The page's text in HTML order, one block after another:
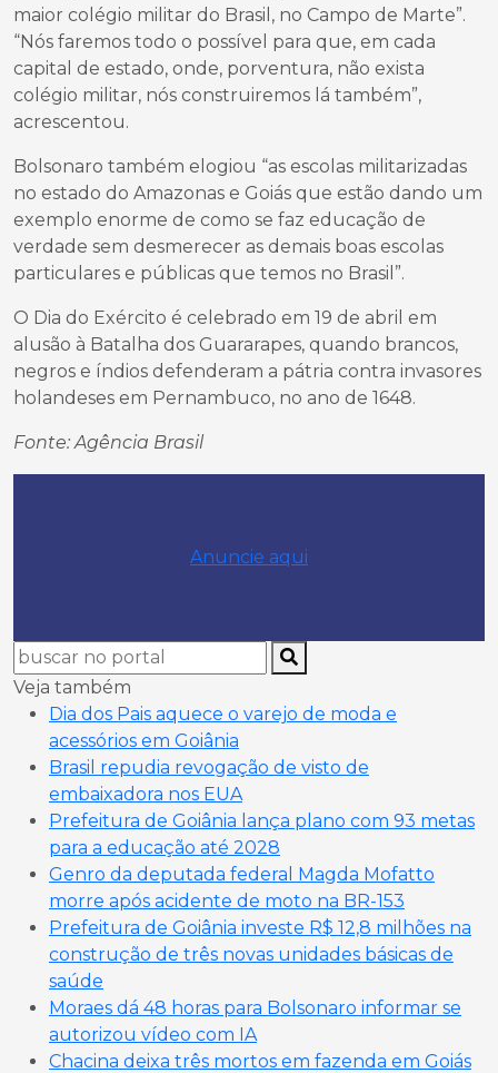
maior colégio militar do Brasil, no Campo de Marte”.
“Nós faremos todo o possível para que, em cada
capital de estado, onde, porventura, não exista
colégio militar, nós construiremos lá também”,
acrescentou.
Bolsonaro também elogiou “as escolas militarizadas
no estado do Amazonas e Goiás que estão dando um
exemplo enorme de como se faz educação de
verdade sem desmerecer as demais boas escolas
particulares e públicas que temos no Brasil”.
O Dia do Exército é celebrado em 19 de abril em
alusão à Batalha dos Guararapes, quando brancos,
negros e índios defenderam a pátria contra invasores
holandeses em Pernambuco, no ano de 1648.
Fonte: Agência Brasil
Anuncie aqui
Veja também
Dia dos Pais aquece o varejo de moda e
acessórios em Goiânia
Brasil repudia revogação de visto de
embaixadora nos EUA
Prefeitura de Goiânia lança plano com 93 metas
para a educação até 2028
Genro da deputada federal Magda Mofatto
morre após acidente de moto na BR-153
Prefeitura de Goiânia investe R$ 12,8 milhões na
construção de três novas unidades básicas de
saúde
Moraes dá 48 horas para Bolsonaro informar se
autorizou vídeo com IA
Chacina deixa três mortos em fazenda em Goiás